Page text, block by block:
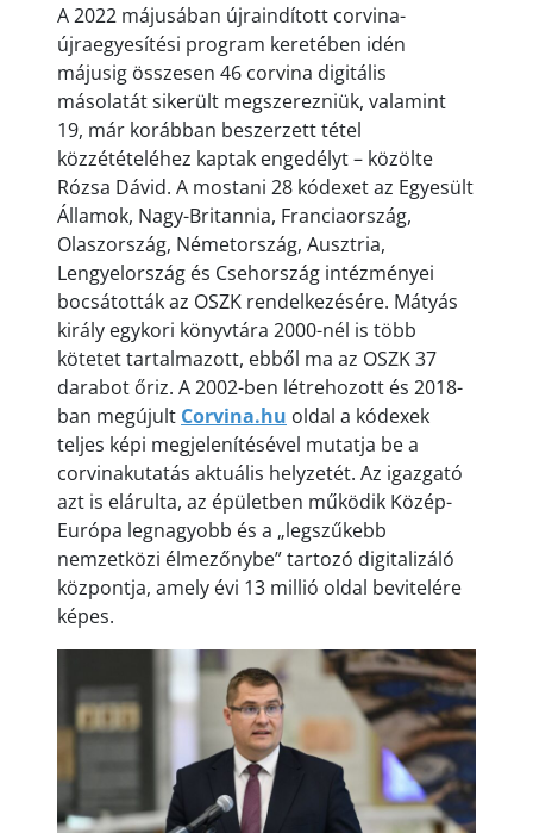
A 2022 májusában újraindított corvina-
újraegyesítési program keretében idén
májusig összesen 46 corvina digitális
másolatát sikerült megszerezniük, valamint
19, már korábban beszerzett tétel
közzétételéhez kaptak engedélyt – közölte
Rózsa Dávid. A mostani 28 kódexet az Egyesült
Államok, Nagy-Britannia, Franciaország,
Olaszország, Németország, Ausztria,
Lengyelország és Csehország intézményei
bocsátották az OSZK rendelkezésére. Mátyás
király egykori könyvtára 2000-nél is több
kötetet tartalmazott, ebből ma az OSZK 37
darabot őriz. A 2002-ben létrehozott és 2018-
ban megújult Corvina.hu oldal a kódexek
teljes képi megjelenítésével mutatja be a
corvinakutatás aktuális helyzetét. Az igazgató
azt is elárulta, az épületben működik Közép-
Európa legnagyobb és a „legszűkebb
nemzetközi élmezőnybe” tartozó digitalizáló
központja, amely évi 13 millió oldal bevitelére
képes.